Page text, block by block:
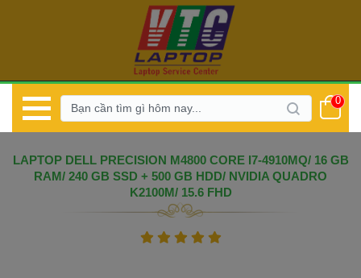
0
LAPTOP DELL PRECISION M4800 CORE I7-4910MQ/ 16 GB
RAM/ 240 GB SSD + 500 GB HDD/ NVIDIA QUADRO
K2100M/ 15.6 FHD